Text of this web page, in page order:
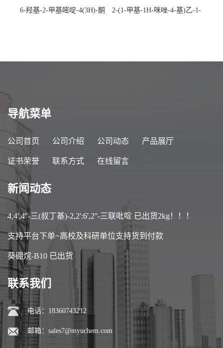
6-羟基-2-甲基嘧啶-4(3H)-酮
2-(1-甲基-1H-咪唑-4-基)乙-1-
导航菜单
公司首页 公司介绍 公司动态 产品展厅
证书荣誉 联系方式 在线留言
新闻动态
4,4',4''-三(叔丁基)-2,2':6',2''-三联吡啶 已出货2kg！！！
支持平台下单~高校及科研单位支持货到付款
葵硼烷-B10 已出货
联系我们
电话：18360743212
邮箱： sales7@myuchem.com